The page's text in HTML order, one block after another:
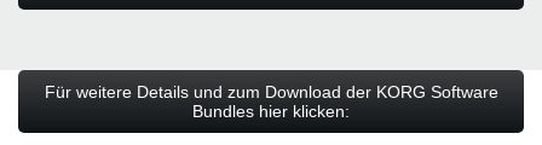
Für weitere Details und zum Download der KORG Software
Bundles hier klicken: